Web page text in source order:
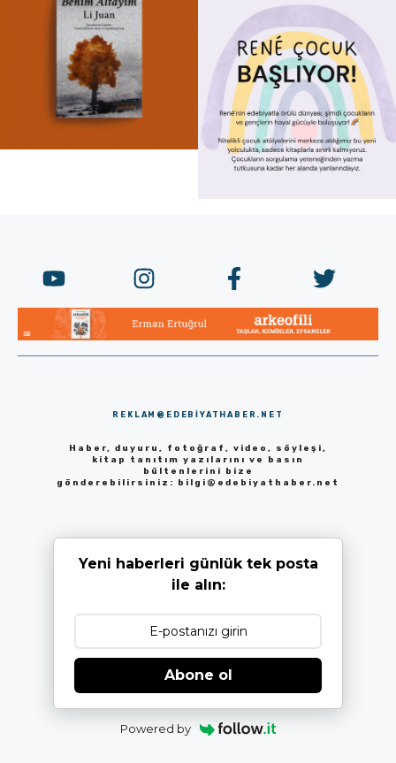
REKLAM@EDEBIYATHABER.NET
Haber, duyuru, fotoğraf, video, söyleşi,
kitap tanıtım yazılarını ve basın
bültenlerini bize
gönderebilirsiniz: bilgi@edebiyathaber.net
Yeni haberleri günlük tek posta
ile alın:
Abone ol
Powered by